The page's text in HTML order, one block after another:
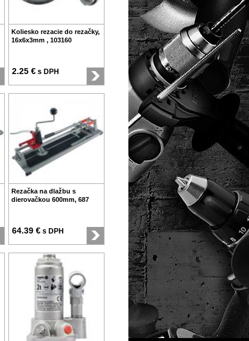
Koliesko rezacie do rezačky,
16x6x3mm , 103160
2.25 € s DPH
Rezačka na dlažbu s
dierovačkou 600mm, 687
64.39 € s DPH